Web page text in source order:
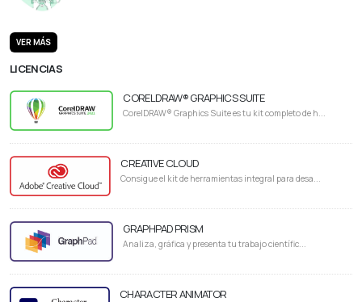
VER MÁS
LICENCIAS
CORELDRAW® GRAPHICS SUITE
CorelDRAW® Graphics Suite es tu kit completo de h...
CREATIVE CLOUD
Consigue el kit de herramientas integral para desa...
GRAPHPAD PRISM
Analiza, gráfica y presenta tu trabajo científic...
CHARACTER ANIMATOR